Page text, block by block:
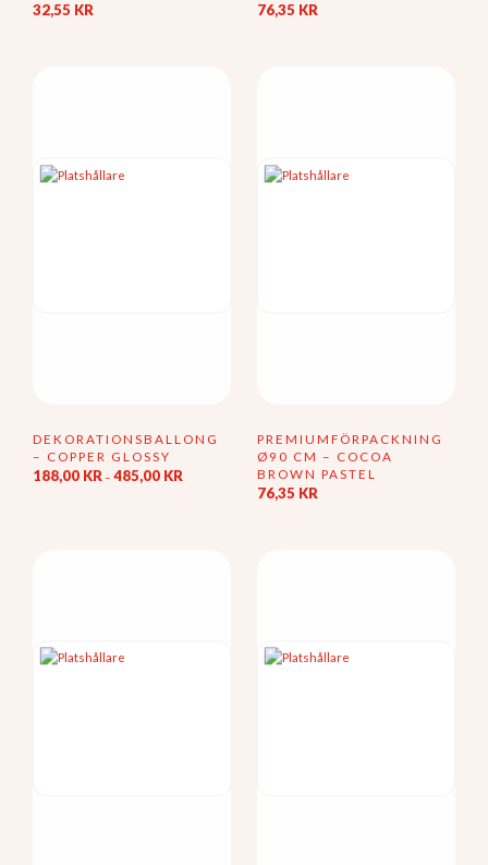
32,55 KR 76,35 KR
DEKORATIONSBALLONG
– COPPER GLOSSY
188,00 KR – 485,00 KRPrisintervall:
alternativen
PREMIUMFÖRPACKNING
Ø90 CM – COCOA
BROWN PASTEL
76,35 KR